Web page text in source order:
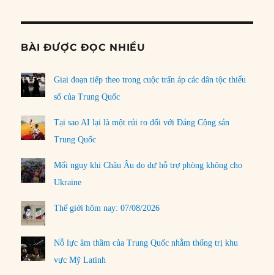
BÀI ĐƯỢC ĐỌC NHIỀU
Giai đoạn tiếp theo trong cuộc trấn áp các dân tộc thiểu
số của Trung Quốc
Tại sao AI lại là một rủi ro đối với Đảng Cộng sản
Trung Quốc
Mối nguy khi Châu Âu do dự hỗ trợ phòng không cho
Ukraine
Thế giới hôm nay: 07/08/2026
Nỗ lực âm thầm của Trung Quốc nhằm thống trị khu
vực Mỹ Latinh